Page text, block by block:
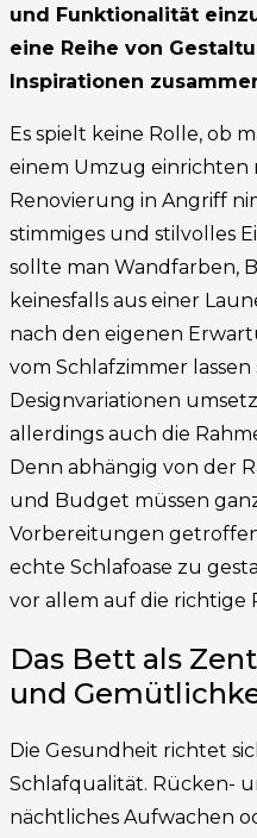
und Funktionalität
eine Reihe von
Inspirationen
Es spielt keine Rolle, ob
einem Umzug einrichten
Renovierung in Angriff
stimmiges und stilvolles
sollte man Wandfarben,
keinesfalls aus einer
nach den eigenen
vom Schlafzimmer
Designvariationen
allerdings auch die
Denn abhängig von der
und Budget müssen
Vorbereitungen
echte Schlafoase zu
vor allem auf die richtige
Das Bett als
und
Die Gesundheit richtet
Schlafqualität. Rücken-
nächtliches Aufwachen